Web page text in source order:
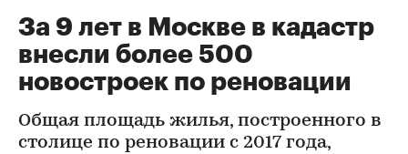
За 9 лет в Москве в кадастр
внесли более 500
новостроек по реновации
Общая площадь жилья, построенного в
столице по реновации с 2017 года,